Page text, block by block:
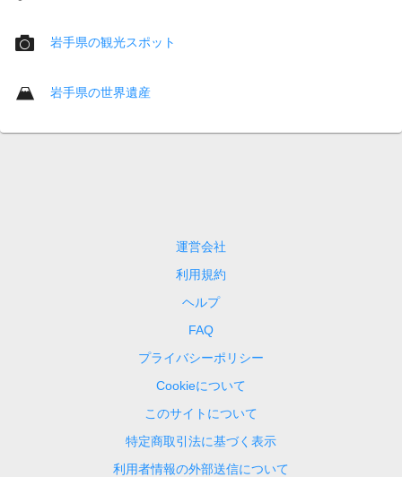
岩手県の観光スポット
岩手県の世界遺産
運営会社
利用規約
ヘルプ
FAQ
プライバシーポリシー
Cookieについて
このサイトについて
特定商取引法に基づく表示
利用者情報の外部送信について